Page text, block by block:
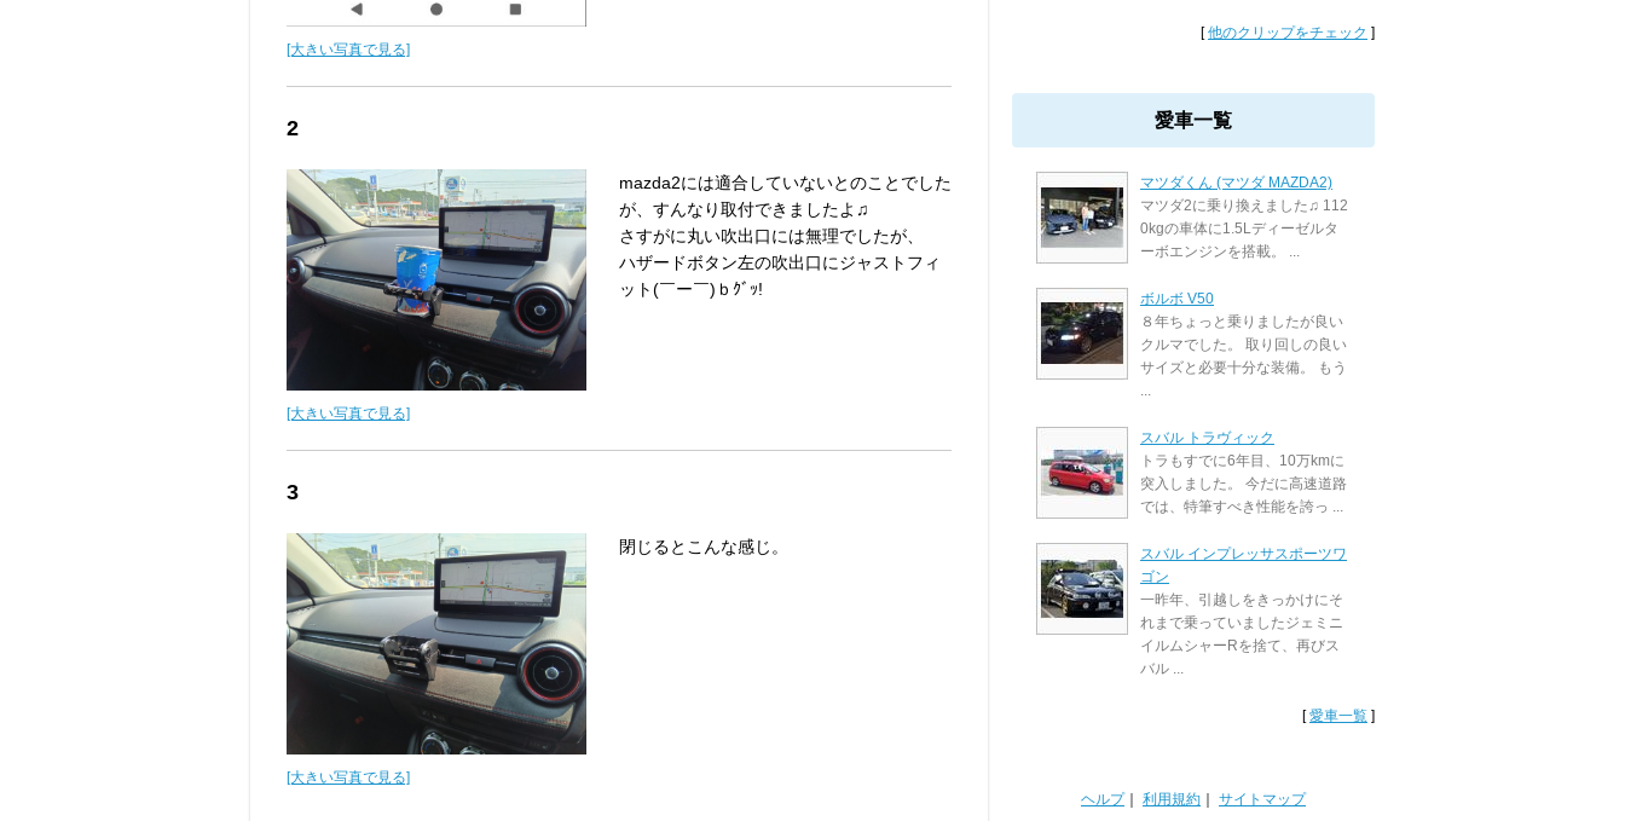
[大きい写真で見る]
2
[大きい写真で見る]
mazda2には適合していないとのことでした
が、すんなり取付できましたよ♫
さすがに丸い吹出口には無理でしたが、
ハザードボタン左の吹出口にジャストフィ
ット(￣ー￣)ｂｸﾞｯ!
3
[大きい写真で見る]
閉じるとこんな感じ。
[他のクリップをチェック ]
愛車一覧
マツダくん (マツダ MAZDA2)
マツダ2に乗り換えました♫ 112
0kgの車体に1.5Lディーゼルタ
ーボエンジンを搭載。 ...
ボルボ V50
８年ちょっと乗りましたが良い
クルマでした。 取り回しの良い
サイズと必要十分な装備。 もう
...
スバル トラヴィック
トラもすでに6年目、10万kmに
突入しました。 今だに高速道路
では、特筆すべき性能を誇っ ...
スバル インプレッサスポーツワ
ゴン
一昨年、引越しをきっかけにそ
れまで乗っていましたジェミニ
イルムシャーRを捨て、再びス
バル ...
[愛車一覧 ]
ヘルプ｜ 利用規約 サイトマップ